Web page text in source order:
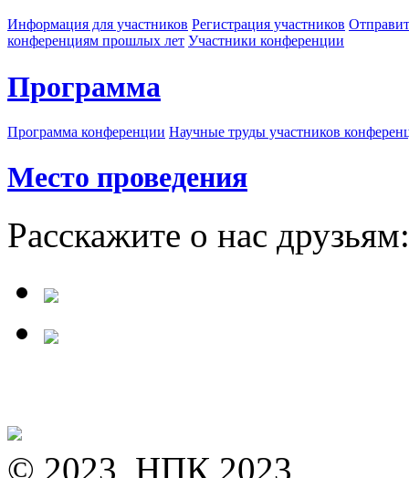
Информация для участников Регистрация участников
конференциям прошлых лет Участники конференции
Программа
Программа конференции Научные труды участников
Место проведения
Расскажите о нас друзьям:
© 2023, НПК 2023